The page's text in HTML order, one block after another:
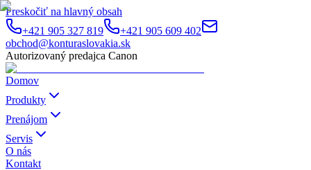
Preskočiť na hlavný obsah
+421 905 327 819
+421 905 609 402
obchod@konturaslovakia.sk
Autorizovaný predajca Canon
Domov
Produkty
Prenájom
Servis
O nás
Kontakt